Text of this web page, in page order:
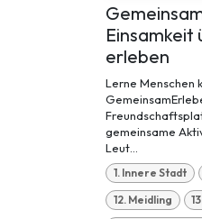
Einsamkeit
erleben
Lerne Menschen
gemeinsame
Leut...
1. Innere Stadt
12. Meidling